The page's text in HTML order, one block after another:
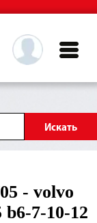
- volvo
b6-7-10-12